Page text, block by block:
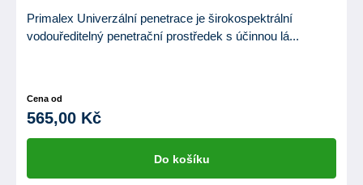
Primalex Univerzální penetrace je širokospektrální
vodouředitelný penetrační prostředek s účinnou lá...
Cena od
565,00 Kč
Do košíku